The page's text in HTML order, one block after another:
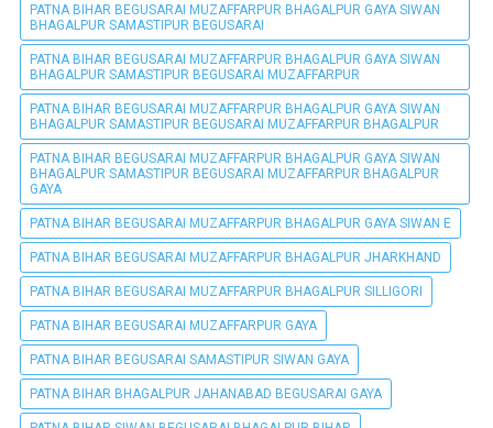
PATNA BIHAR BEGUSARAI MUZAFFARPUR BHAGALPUR GAYA SIWAN
BHAGALPUR SAMASTIPUR BEGUSARAI
PATNA BIHAR BEGUSARAI MUZAFFARPUR BHAGALPUR GAYA SIWAN
BHAGALPUR SAMASTIPUR BEGUSARAI MUZAFFARPUR
PATNA BIHAR BEGUSARAI MUZAFFARPUR BHAGALPUR GAYA SIWAN
BHAGALPUR SAMASTIPUR BEGUSARAI MUZAFFARPUR BHAGALPUR
PATNA BIHAR BEGUSARAI MUZAFFARPUR BHAGALPUR GAYA SIWAN
BHAGALPUR SAMASTIPUR BEGUSARAI MUZAFFARPUR BHAGALPUR
GAYA
PATNA BIHAR BEGUSARAI MUZAFFARPUR BHAGALPUR GAYA SIWAN E
PATNA BIHAR BEGUSARAI MUZAFFARPUR BHAGALPUR JHARKHAND
PATNA BIHAR BEGUSARAI MUZAFFARPUR BHAGALPUR SILLIGORI
PATNA BIHAR BEGUSARAI MUZAFFARPUR GAYA
PATNA BIHAR BEGUSARAI SAMASTIPUR SIWAN GAYA
PATNA BIHAR BHAGALPUR JAHANABAD BEGUSARAI GAYA